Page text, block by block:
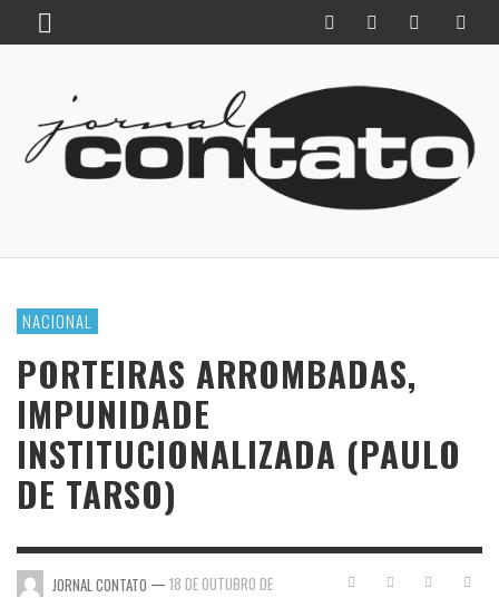
NACIONAL
PORTEIRAS ARROMBADAS,
IMPUNIDADE
INSTITUCIONALIZADA (PAULO
DE TARSO)
JORNAL CONTATO — 18 DE OUTUBRO DE